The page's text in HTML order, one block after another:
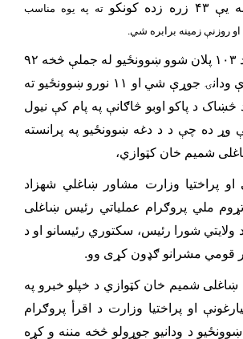
کونکو
ته په یوه مناسب
روزنې زمینه برابره شي.
په دغه ولایت کې د ۱۰۳ پلان شوو ښوونځیو له جملې څخه ۹۲
ښوونځیو ته به نوې ودانۍ جوړې شي او ۱۱ نورو ښوونځیو ته
د څښاک د پاکو اوبو څاګانې په پام کې نیول
وړ ده چې د د دغه ښوونځیو په پرانسته
شمیم خان کټوازي،
او پراختیا وزارت مشاور ښاغلي شهزاد
ملي پروګرام عملیاتي رئیس ښاغلی
ولایتي شورا رئیس، سکتوري رئیسانو او د
قومي مشرانو ګډ‌ون کړی وو.
ښاغلی شمیم خان کټوازي د خپلو خبرو په
او پراختیا وزارت د اقرأ پروګرام
د ودانیو جوړولو څخه مننه و کړه